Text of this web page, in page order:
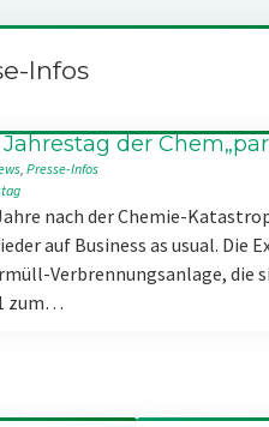
Infos
der
, Presse-Infos
nach der Chemie-
auf Business as usual. Die
Verbrennungsanlage, die
zum…